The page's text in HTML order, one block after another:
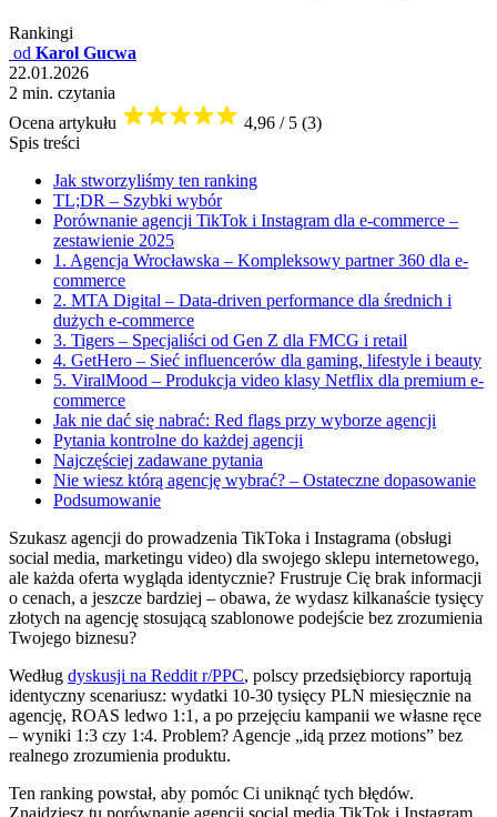
Rankingi
od Karol Gucwa
22.01.2026
2 min. czytania
Ocena artykułu
4,96 / 5 (3)
Spis treści
Jak stworzyliśmy ten ranking
TL;DR – Szybki wybór
Porównanie agencji TikTok i Instagram dla e-commerce –
zestawienie 2025
1. Agencja Wrocławska – Kompleksowy partner 360 dla e-
commerce
2. MTA Digital – Data-driven performance dla średnich i
dużych e-commerce
3. Tigers – Specjaliści od Gen Z dla FMCG i retail
4. GetHero – Sieć influencerów dla gaming, lifestyle i beauty
5. ViralMood – Produkcja video klasy Netflix dla premium e-
commerce
Jak nie dać się nabrać: Red flags przy wyborze agencji
Pytania kontrolne do każdej agencji
Najczęściej zadawane pytania
Nie wiesz którą agencję wybrać? – Ostateczne dopasowanie
Podsumowanie
Szukasz agencji do prowadzenia TikToka i Instagrama (obsługi
social media, marketingu video) dla swojego sklepu internetowego,
ale każda oferta wygląda identycznie? Frustruje Cię brak informacji
o cenach, a jeszcze bardziej – obawa, że wydasz kilkanaście tysięcy
złotych na agencję stosującą szablonowe podejście bez zrozumienia
Twojego biznesu?
Według dyskusji na Reddit r/PPC, polscy przedsiębiorcy raportują
identyczny scenariusz: wydatki 10-30 tysięcy PLN miesięcznie na
agencję, ROAS ledwo 1:1, a po przejęciu kampanii we własne ręce
– wyniki 1:3 czy 1:4. Problem? Agencje „idą przez motions” bez
realnego zrozumienia produktu.
Ten ranking powstał, aby pomóc Ci uniknąć tych błędów.
Znajdziesz tu porównanie agencji social media TikTok i Instagram